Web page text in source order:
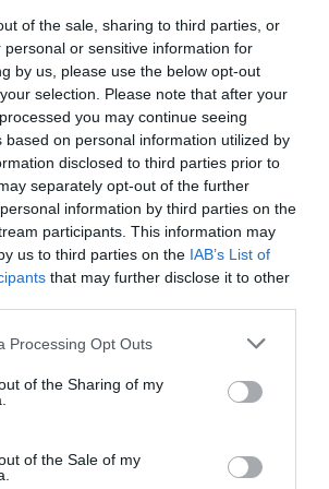
of the sale, sharing to third parties, or
personal or sensitive information for
by us, please use the below opt-out
selection. Please note that after your
you may continue seeing
based on personal information utilized by
disclosed to third parties prior to
separately opt-out of the further
information by third parties on the
participants. This information may
us to third parties on the IAB’s List of
that may further disclose it to other
Processing Opt Outs
of the Sharing of my
of the Sale of my
patit tant. Sobretot després
anys de sequera el volum de
costos s'han mantingut: la
barats ha estat ferotge. "Això ha
molt grans del sector ho passin
Colet.
han crescut, s'han posicionat
bona notícia,perquè és l'única
nosaltres
per Colet el més important és
el territori". Quan hom ven la
terreny on s'ha fet el vi que